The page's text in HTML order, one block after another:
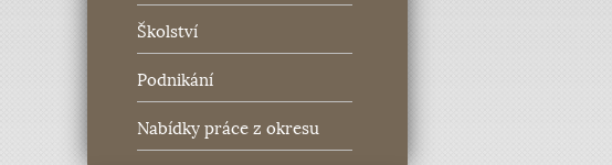
Školství
Podnikání
Nabídky práce z okresu